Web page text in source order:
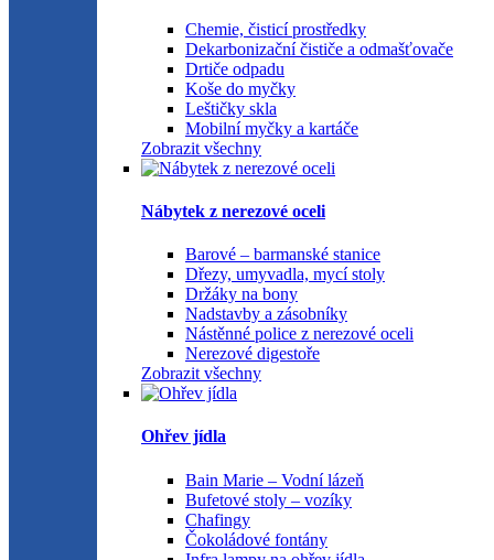
Chemie, čisticí prostředky
Dekarbonizační čističe a odmašťovače
Drtiče odpadu
Koše do myčky
Leštičky skla
Mobilní myčky a kartáče
Zobrazit všechny
Nábytek z nerezové oceli
Barové – barmanské stanice
Dřezy, umyvadla, mycí stoly
Držáky na bony
Nadstavby a zásobníky
Nástěnné police z nerezové oceli
Nerezové digestoře
Zobrazit všechny
Ohřev jídla
Bain Marie – Vodní lázeň
Bufetové stoly – vozíky
Chafingy
Čokoládové fontány